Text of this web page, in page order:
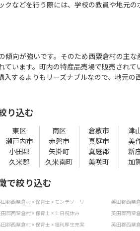
クなどを行う際には、学校の教員や地元
傾向が強いです。そのため西粟倉村の主
ています。町内の特産品売場で販売され
入するよりもリーズナブルなので、地元
り込む
東区 南区 倉敷市 津
瀬戸内市
赤磐市 真庭市 美
小田郡
矢掛町 真庭郡 新
久米郡
久米南町 美咲町 加
で絞り込む
郡西粟倉村 × 保育士 × モンテソーリ 英田郡西粟
郡西粟倉村 × 保育士 × 土日祝休み 英田郡西粟
郡西粟倉村 × 保育士 × 福利厚生充実 英田郡西粟